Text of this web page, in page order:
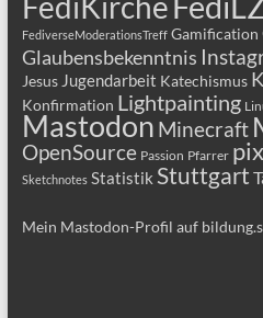
FediverseModerationsTreff Gamification
Glaubensbekenntnis
Jesus Jugendarbeit Katechismus
Konfirmation Lightpainting
Mastodon Minecraft
OpenSource Passion Pfarrer
Sketchnotes Statistik Stuttgart
Mein Mastodon-Profil auf